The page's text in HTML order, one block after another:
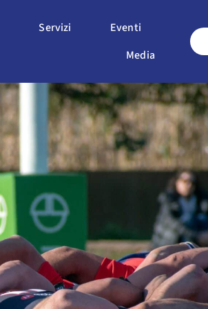
Apri Il Settore
Servizi Apri ServiziEventi
Media Apri Media